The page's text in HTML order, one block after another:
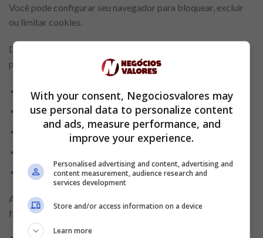
Você pode configurar seu navegador para bloquear, excluir
ou limitar cookies.
Dependendo do navegador utilizado, normalmente é
possível:
Excluir cookies existentes
Bloquear todos os cookies
Bloquear cookies de terceiros
Gerenciar preferências por site
A desativação de determinados cookies pode afetar o
funcionamento do site.
With your consent, Negociosvalores may
use personal data to personalize content
and ads, measure performance, and
improve your experience.
Personalised advertising and content, advertising and
content measurement, audience research and
services development
Store and/or access information on a device
Learn more